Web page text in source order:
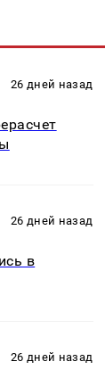
26 дней назад
26 дней назад
в
26 дней назад